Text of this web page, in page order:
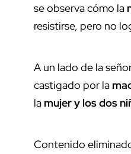
se observa cómo la
resistirse, pero no
A un lado de la
castigado por la
la mujer y los dos
Contenido